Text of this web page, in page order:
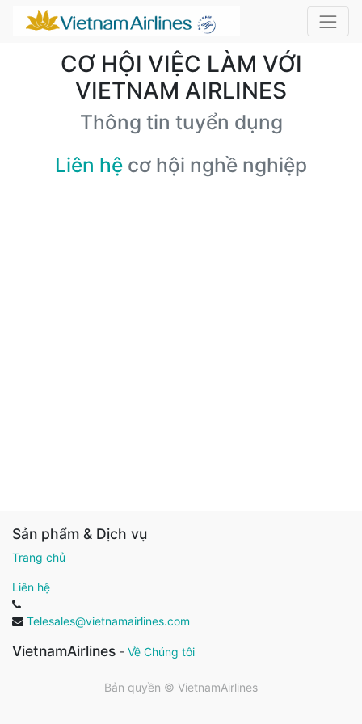
CƠ HỘI VIỆC LÀM VỚI
VIETNAM AIRLINES
Thông tin tuyển dụng
Liên hệ cơ hội nghề nghiệp
Sản phẩm & Dịch vụ
Trang chủ
Liên hệ
Telesales@vietnamairlines.com
VietnamAirlines - Về Chúng tôi
Bản quyền © VietnamAirlines